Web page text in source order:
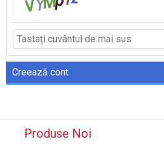
Produse Noi